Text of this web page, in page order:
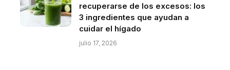
recuperarse de los excesos: los
3 ingredientes que ayudan a
cuidar el hígado
julio 17, 2026